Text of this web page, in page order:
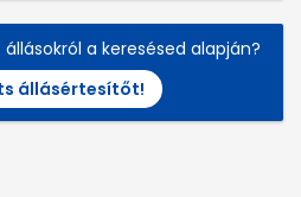
a keresésed alapján?
állásértesítőt!